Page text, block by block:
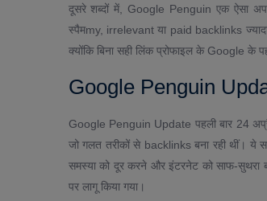
दूसरे शब्दों में, Google Penguin एक ऐसा
स्पैमmy, irrelevant या paid backlinks
क्योंकि बिना सही लिंक प्रोफाइल के Google के
Google Penguin
Google Penguin Update पहली बार 24
जो गलत तरीकों से backlinks बना रही थीं। ये
समस्या को दूर करने और इंटरनेट को साफ-सुथरा
पर लागू किया गया।